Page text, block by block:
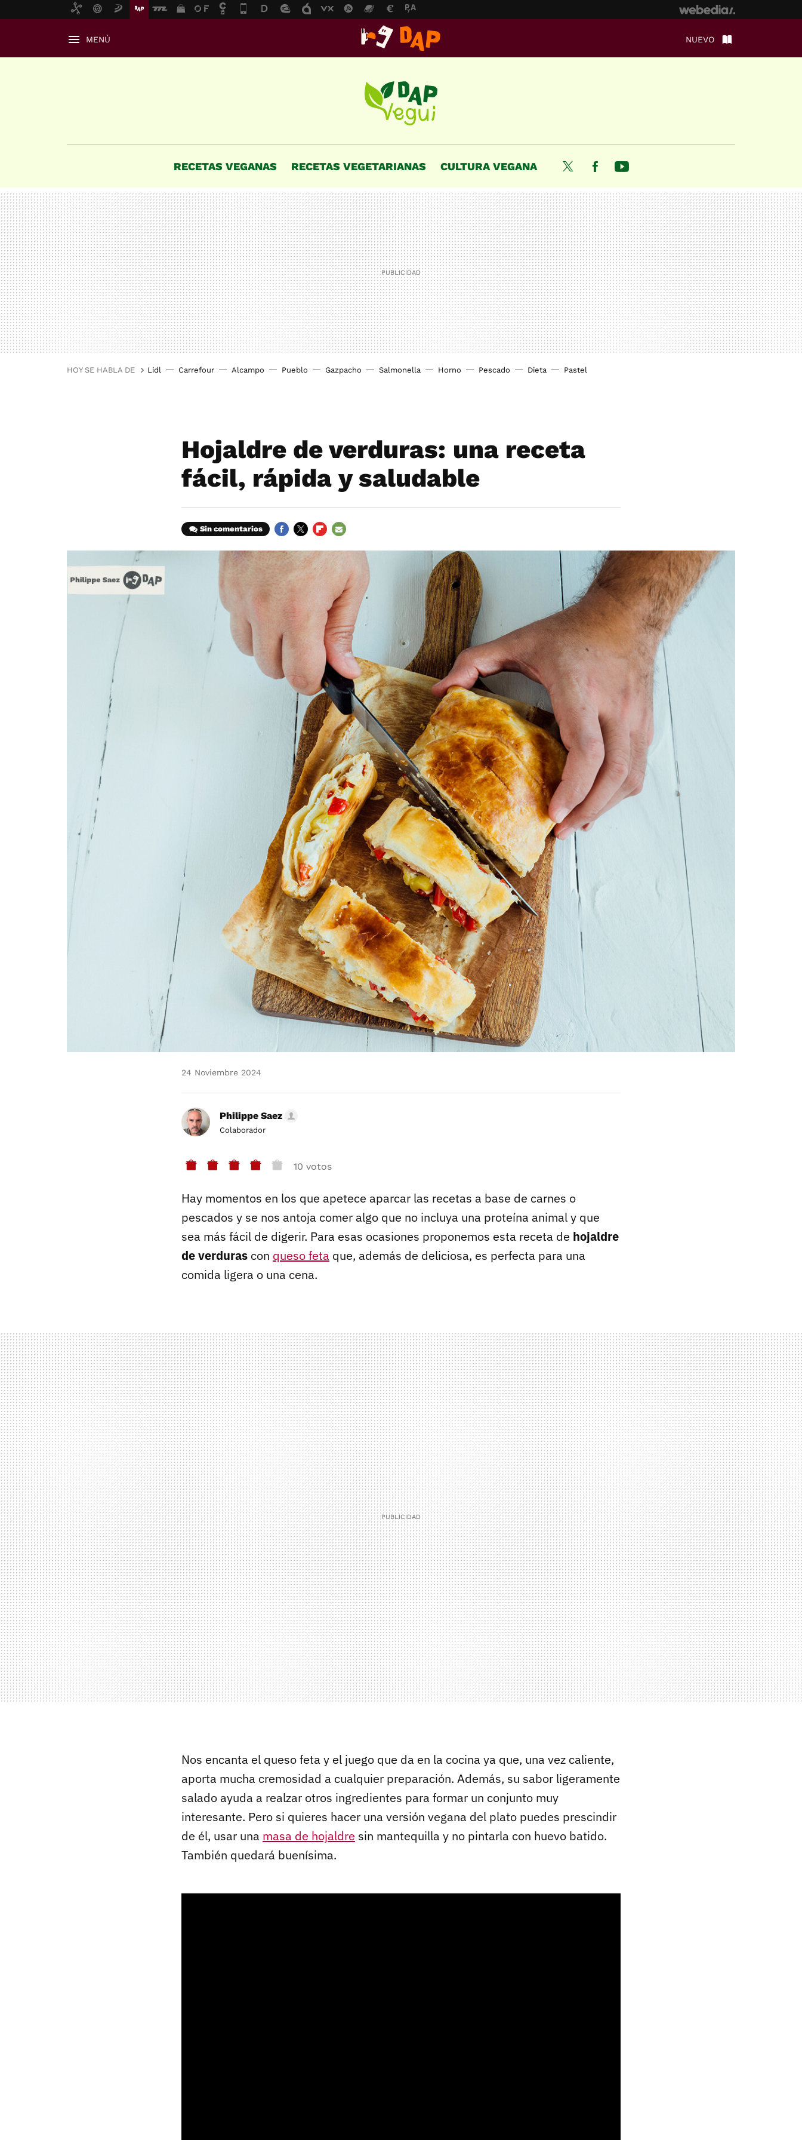
MENÚ NUEVO
RECETAS VEGANAS RECETAS VEGETARIANAS CULTURA VEGANA Twitter FacebookYoutube
HOY SE HABLA DE Lidl Carrefour Alcampo Pueblo Gazpacho Salmonella Horno Pescado Dieta Pastel
Hojaldre de verduras: una receta
fácil, rápida y saludable
Sin comentarios
MAIL
24 Noviembre 2024
Philippe Saez
Colaborador
10 votos
Hay momentos en los que apetece aparcar las recetas a base de carnes o
pescados y se nos antoja comer algo que no incluya una proteína animal y que
sea más fácil de digerir. Para esas ocasiones proponemos esta receta de hojaldre
de verduras con queso feta que, además de deliciosa, es perfecta para una
comida ligera o una cena.
Nos encanta el queso feta y el juego que da en la cocina ya que, una vez caliente,
aporta mucha cremosidad a cualquier preparación. Además, su sabor ligeramente
salado ayuda a realzar otros ingredientes para formar un conjunto muy
interesante. Pero si quieres hacer una versión vegana del plato puedes prescindir
de él, usar una masa de hojaldre sin mantequilla y no pintarla con huevo batido.
También quedará buenísima.